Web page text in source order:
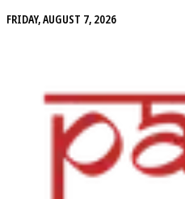
FRIDAY, AUGUST 7, 2026